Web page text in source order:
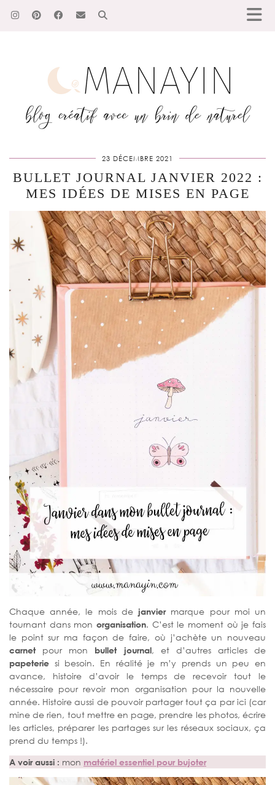
23 DÉCEMBRE 2021
BULLET JOURNAL JANVIER 2022 :
MES IDÉES DE MISES EN PAGE
Chaque année, le mois dejanviermarque pour moi un
tournant dans mon organisation. C’est le moment où je fais
le point sur ma façon de faire, où j’achète un nouveau
carnetpour mon bullet journal, et d’autres articles de
papeterie si besoin. En réalité je m’y prends un peu en
avance, histoire d’avoir le temps de recevoir tout le
nécessaire pour revoir mon organisation pour la nouvelle
année. Histoire aussi de pouvoir partager tout ça par ici (car
mine de rien, tout mettre en page, prendre les photos, écrire
les articles, préparer les partages sur les réseaux sociaux, ça
prend du temps !).
A voir aussi : mon matériel essentiel pour bujoter